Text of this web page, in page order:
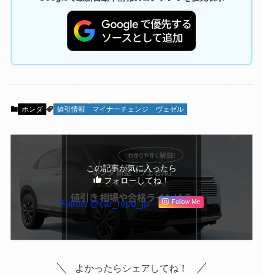
ホンダ 値引情報 マイナーチェンジ ヴェゼル
この記事が気に入ったら
フォローしてね！
Follow @car_repo_jp Follow Me
よかったらシェアしてね！